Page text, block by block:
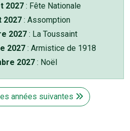
2027 : Fête Nationale
2027 : Assomption
2027 : La Toussaint
2027 : Armistice de 1918
2027 : Noël
années suivantes